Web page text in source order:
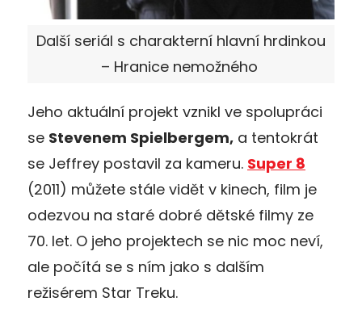
Další seriál s charakterní hlavní hrdinkou
– Hranice nemožného
Jeho aktuální projekt vznikl ve spolupráci
se Stevenem Spielbergem, a tentokrát
se Jeffrey postavil za kameru. Super 8
(2011) můžete stále vidět v kinech, film je
odezvou na staré dobré dětské filmy ze
70. let. O jeho projektech se nic moc neví,
ale počítá se s ním jako s dalším
režisérem Star Treku.